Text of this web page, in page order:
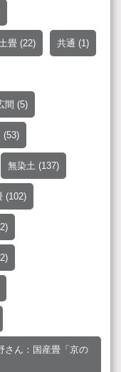
畳 (22) 共通 (1)
間 (5)
(53)
無染土 (137)
(102)
さん：国産畳「京の